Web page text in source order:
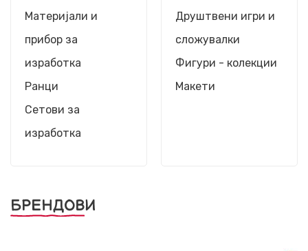
Материјали и
прибор за
изработка
Ранци
Сетови за
изработка
Друштвени игри и
сложувалки
Фигури - колекции
Макети
БРЕНДОВИ